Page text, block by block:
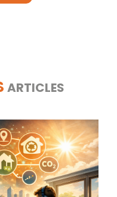
ARTICLES